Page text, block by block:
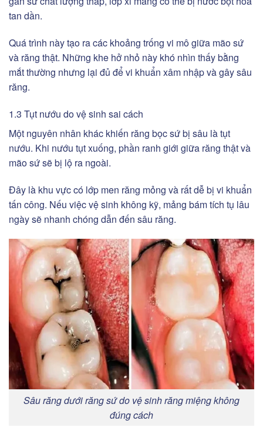
tan dần.
Quá trình này tạo ra các khoảng trống vi mô giữa mão sứ
và răng thật. Những khe hở nhỏ này khó nhìn thấy bằng
mắt thường nhưng lại đủ để vi khuẩn xâm nhập và gây sâu
răng.
1.3 Tụt nướu do vệ sinh sai cách
Một nguyên nhân khác khiến răng bọc sứ bị sâu là tụt
nướu. Khi nướu tụt xuống, phần ranh giới giữa răng thật và
mão sứ sẽ bị lộ ra ngoài.
Đây là khu vực có lớp men răng mỏng và rất dễ bị vi khuẩn
tấn công. Nếu việc vệ sinh không kỹ, mảng bám tích tụ lâu
ngày sẽ nhanh chóng dẫn đến sâu răng.
Sâu răng dưới răng sứ do vệ sinh răng miệng không
đúng cách